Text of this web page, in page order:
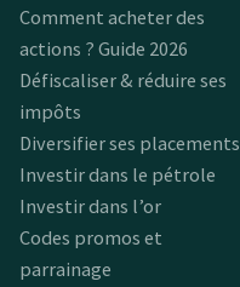
Comment acheter des
actions ? Guide 2026
Défiscaliser & réduire ses
impôts
Diversifier ses placements
Investir dans le pétrole
Investir dans l’or
Codes promos et
parrainage